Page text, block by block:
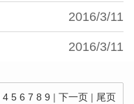
2016/3/11
2016/3/11
4 5 6 7 8 9 | 下一页 | 尾页